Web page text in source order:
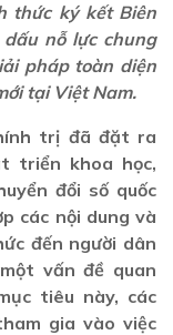
thức ký kết Biên
nỗ lực chung
pháp toàn diện
tại Việt Nam.
trị đã đặt ra
triển khoa học,
đổi số quốc
các nội dung và
đến người dân
vấn đề quan
tiêu này, các
gia vào việc